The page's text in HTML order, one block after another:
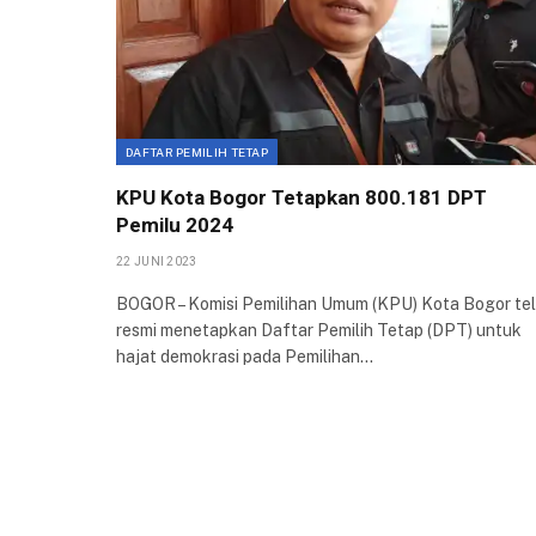
DAFTAR PEMILIH TETAP
KPU Kota Bogor Tetapkan 800.181 DPT
Pemilu 2024
22 JUNI 2023
BOGOR – Komisi Pemilihan Umum (KPU) Kota Bogor
resmi menetapkan Daftar Pemilih Tetap (DPT) untuk
hajat demokrasi pada Pemilihan…